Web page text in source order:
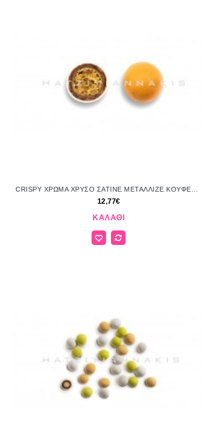
12,77€
ΚΑΛΆΘΙ